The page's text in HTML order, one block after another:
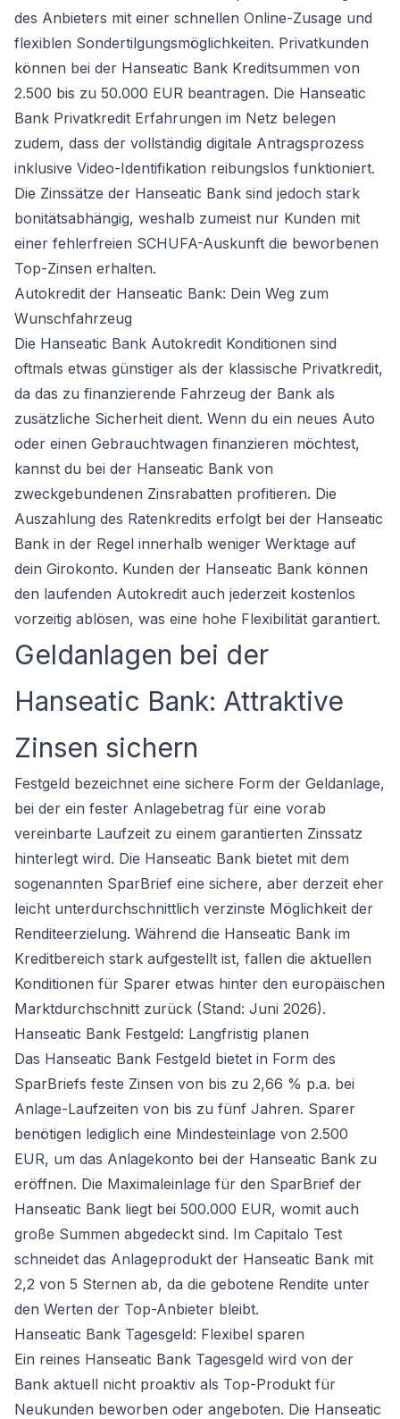
des Anbieters mit einer schnellen Online-Zusage und
flexiblen Sondertilgungsmöglichkeiten. Privatkunden
können bei der Hanseatic Bank Kreditsummen von
2.500 bis zu 50.000 EUR beantragen. Die Hanseatic
Bank Privatkredit Erfahrungen im Netz belegen
zudem, dass der vollständig digitale Antragsprozess
inklusive Video-Identifikation reibungslos funktioniert.
Die Zinssätze der Hanseatic Bank sind jedoch stark
bonitätsabhängig, weshalb zumeist nur Kunden mit
einer fehlerfreien SCHUFA-Auskunft die beworbenen
Top-Zinsen erhalten.
Autokredit der Hanseatic Bank: Dein Weg zum
Wunschfahrzeug
Die Hanseatic Bank Autokredit Konditionen sind
oftmals etwas günstiger als der klassische Privatkredit,
da das zu finanzierende Fahrzeug der Bank als
zusätzliche Sicherheit dient. Wenn du ein neues Auto
oder einen Gebrauchtwagen finanzieren möchtest,
kannst du bei der Hanseatic Bank von
zweckgebundenen Zinsrabatten profitieren. Die
Auszahlung des Ratenkredits erfolgt bei der Hanseatic
Bank in der Regel innerhalb weniger Werktage auf
dein Girokonto. Kunden der Hanseatic Bank können
den laufenden Autokredit auch jederzeit kostenlos
vorzeitig ablösen, was eine hohe Flexibilität garantiert.
Geldanlagen bei der
Hanseatic Bank: Attraktive
Zinsen sichern
Festgeld bezeichnet eine sichere Form der Geldanlage,
bei der ein fester Anlagebetrag für eine vorab
vereinbarte Laufzeit zu einem garantierten Zinssatz
hinterlegt wird. Die Hanseatic Bank bietet mit dem
sogenannten SparBrief eine sichere, aber derzeit eher
leicht unterdurchschnittlich verzinste Möglichkeit der
Renditeerzielung. Während die Hanseatic Bank im
Kreditbereich stark aufgestellt ist, fallen die aktuellen
Konditionen für Sparer etwas hinter den europäischen
Marktdurchschnitt zurück (Stand: Juni 2026).
Hanseatic Bank Festgeld: Langfristig planen
Das Hanseatic Bank Festgeld bietet in Form des
SparBriefs feste Zinsen von bis zu 2,66 % p.a. bei
Anlage-Laufzeiten von bis zu fünf Jahren. Sparer
benötigen lediglich eine Mindesteinlage von 2.500
EUR, um das Anlagekonto bei der Hanseatic Bank zu
eröffnen. Die Maximaleinlage für den SparBrief der
Hanseatic Bank liegt bei 500.000 EUR, womit auch
große Summen abgedeckt sind. Im Capitalo Test
schneidet das Anlageprodukt der Hanseatic Bank mit
2,2 von 5 Sternen ab, da die gebotene Rendite unter
den Werten der Top-Anbieter bleibt.
Hanseatic Bank Tagesgeld: Flexibel sparen
Ein reines Hanseatic Bank Tagesgeld wird von der
Bank aktuell nicht proaktiv als Top-Produkt für
Neukunden beworben oder angeboten. Die Hanseatic